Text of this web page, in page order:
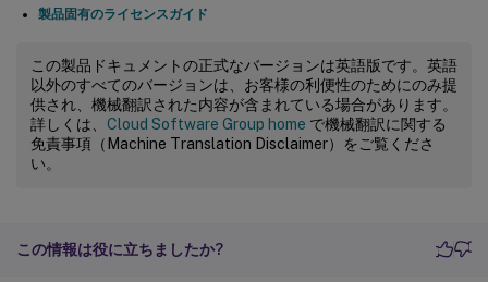
製品固有のライセンスガイド
この製品ドキュメントの正式なバージョンは英語版です。英語
以外のすべてのバージョンは、お客様の利便性のためにのみ提
供され、機械翻訳された内容が含まれている場合があります。
詳しくは、 Cloud Software Group home で機械翻訳に関する
免責事項（Machine Translation Disclaimer）をご覧くださ
い。
この情報は役に立ちましたか?